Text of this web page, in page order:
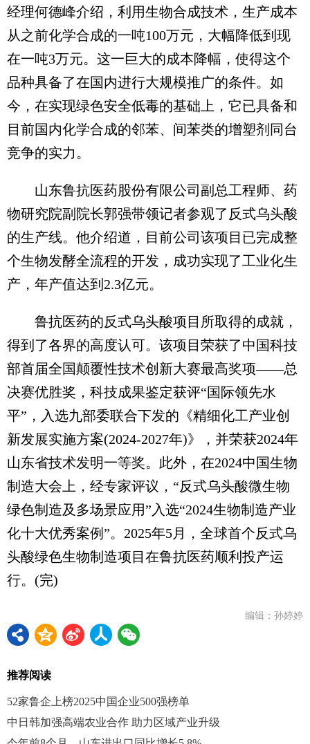
经理何德峰介绍，利用生物合成技术，生产成本
从之前化学合成的一吨100万元，大幅降低到现
在一吨3万元。这一巨大的成本降幅，使得这个
品种具备了在国内进行大规模推广的条件。如
今，在实现绿色安全低毒的基础上，它已具备和
目前国内化学合成的邻苯、间苯类的增塑剂同台
竞争的实力。
山东鲁抗医药股份有限公司副总工程师、药
物研究院副院长郭强带领记者参观了反式乌头酸
的生产线。他介绍道，目前公司该项目已完成整
个生物发酵全流程的开发，成功实现了工业化生
产，年产值达到2.3亿元。
鲁抗医药的反式乌头酸项目所取得的成就，
得到了各界的高度认可。该项目荣获了中国科技
部首届全国颠覆性技术创新大赛最高奖项——总
决赛优胜奖，科技成果鉴定获评“国际领先水
平”，入选九部委联合下发的《精细化工产业创
新发展实施方案(2024-2027年)》，并荣获2024年
山东省技术发明一等奖。此外，在2024中国生物
制造大会上，经专家评议，“反式乌头酸微生物
绿色制造及多场景应用”入选“2024生物制造产业
化十大优秀案例”。2025年5月，全球首个反式乌
头酸绿色生物制造项目在鲁抗医药顺利投产运
行。(完)
编辑：孙婷婷
推荐阅读
52家鲁企上榜2025中国企业500强榜单
中日韩加强高端农业合作 助力区域产业升级